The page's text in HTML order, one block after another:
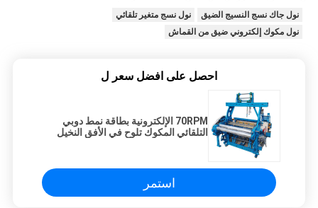
نول جاك نسج النسيج الضيق
نول نسج متغير تلقائي
نول مكوك إلكتروني ضيق من القماش
احصل على افضل سعر ل
70RPM الإلكترونية بطاقة نمط دوبي
التلقائي المكوك تلوح في الأفق النخيل
استمر